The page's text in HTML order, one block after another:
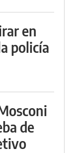
en
policía
de